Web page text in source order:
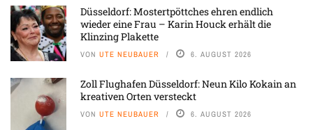
Düsseldorf: Mostertpöttches ehren endlich
wieder eine Frau – Karin Houck erhält die
Klinzing Plakette
VON UTE NEUBAUER 6. AUGUST 2026
Zoll Flughafen Düsseldorf: Neun Kilo Kokain an
kreativen Orten versteckt
VON UTE NEUBAUER 6. AUGUST 2026